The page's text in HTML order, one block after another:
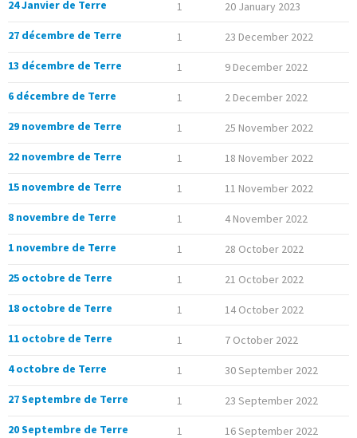
24 Janvier de Terre
1
20 January 2023
27 décembre de Terre
1
23 December 2022
13 décembre de Terre
1
9 December 2022
6 décembre de Terre
1
2 December 2022
29 novembre de Terre
1
25 November 2022
22 novembre de Terre
1
18 November 2022
15 novembre de Terre
1
11 November 2022
8 novembre de Terre
1
4 November 2022
1 novembre de Terre
1
28 October 2022
25 octobre de Terre
1
21 October 2022
18 octobre de Terre
1
14 October 2022
11 octobre de Terre
1
7 October 2022
4 octobre de Terre
1
30 September 2022
27 Septembre de Terre
1
23 September 2022
20 Septembre de Terre
1 16 September 2022